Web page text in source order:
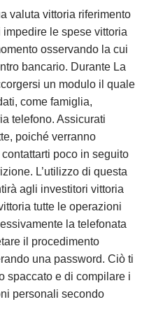
valuta vittoria riferimento
le spese vittoria
osservando la cui
bancario. Durante La
un modulo il quale
come famiglia,
telefono. Assicurati
poiché verranno
poco in seguito
L’utilizzo di questa
agli investitori vittoria
tutte le operazioni
la telefonata
il procedimento
una password. Ciò ti
spaccato e di compilare i
personali secondo